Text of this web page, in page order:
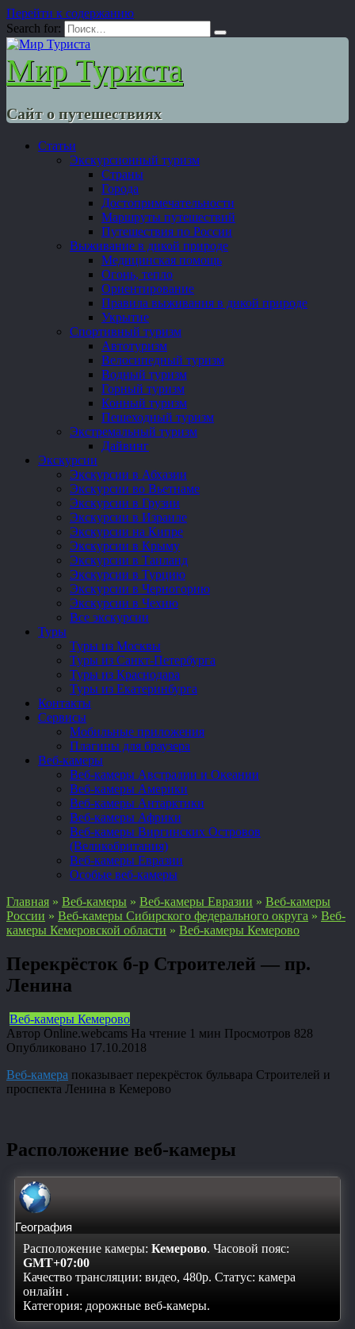
Перейти к содержанию
Search for:
Мир Туриста
Сайт о путешествиях
Статьи
Экскурсионный туризм
Страны
Города
Достопримечательности
Маршруты путешествий
Путешествия по России
Выживание в дикой природе
Медицинская помощь
Огонь, тепло
Ориентирование
Правила выживания в дикой природе
Укрытие
Спортивный туризм
Автотуризм
Велосипедный туризм
Водный туризм
Горный туризм
Конный туризм
Пешеходный туризм
Экстремальный туризм
Дайвинг
Экскурсии
Экскурсии в Абхазии
Экскурсии во Вьетнаме
Экскурсии в Грузии
Экскурсии в Израиле
Экскурсии на Кипре
Экскурсии в Крыму
Экскурсии в Таиланд
Экскурсии в Турцию
Экскурсии в Черногорию
Экскурсии в Чехию
Все экскурсии
Туры
Туры из Москвы
Туры из Санкт-Петербурга
Туры из Краснодара
Туры из Екатеринбурга
Контакты
Сервисы
Мобильные приложения
Плагины для браузера
Веб-камеры
Веб-камеры Австралии и Океании
Веб-камеры Америки
Веб-камеры Антарктики
Веб-камеры Африки
Веб-камеры Виргинских Островов
(Великобритания)
Веб-камеры Евразии
Особые веб-камеры
Главная » Веб-камеры » Веб-камеры Евразии » Веб-камеры
России » Веб-камеры Сибирского федерального округа » Веб-
камеры Кемеровской области » Веб-камеры Кемерово
Перекрёсток б-р Строителей — пр.
Ленина
Веб-камеры Кемерово
Автор Online.webcams На чтение 1 мин Просмотров 828
Опубликовано 17.10.2018
Веб-камера показывает перекрёсток бульвара Строителей и
проспекта Ленина в Кемерово
Расположение веб-камеры
География
Расположение камеры: Кемерово. Часовой пояс:
GMT+07:00
Качество трансляции: видео, 480p. Статус: камера
онлайн .
Категория: дорожные веб-камеры.